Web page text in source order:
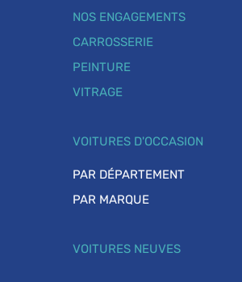
NOS ENGAGEMENTS
CARROSSERIE
PEINTURE
VITRAGE
VOITURES D'OCCASION
PAR DÉPARTEMENT
PAR MARQUE
VOITURES NEUVES